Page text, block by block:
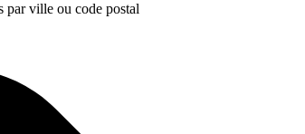
par ville ou code postal